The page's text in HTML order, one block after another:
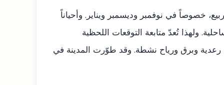
خصوصاً في نوفمبر وديسمبر ويناير. وأحياناً
ولهذا تُعدّ متابعة التوقعات اللحظية
وبرق ورياح نشطة. وقد طوّرت المدينة في